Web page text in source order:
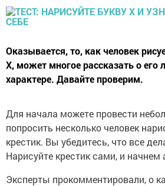
Оказывается, то, как человек
Х, может многое рассказать о его
характере. Давайте проверим.
Для начала можете провести
попросить несколько человек
крестик. Вы убедитесь, что все
Нарисуйте крестик сами, и начнем
Эксперты прокомментировали, о